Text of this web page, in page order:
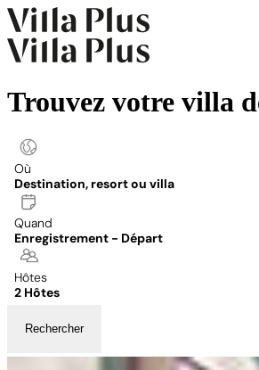
Trouvez votre villa
Où
Destination, resort ou villa
Quand
Enregistrement - Départ
Hôtes
2 Hôtes
Rechercher